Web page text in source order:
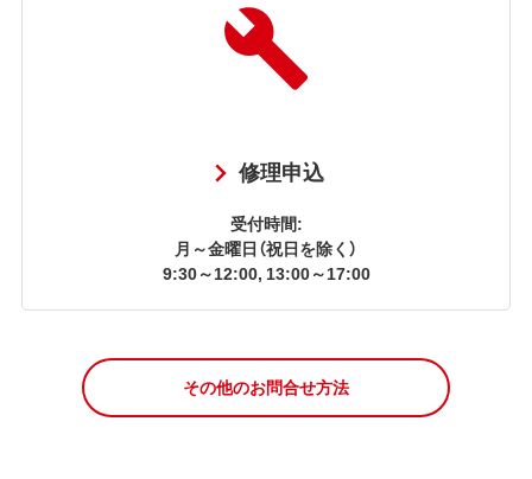
修理申込
受付時間:
月～金曜日（祝日を除く）
9:30～12:00, 13:00～17:00
その他のお問合せ方法